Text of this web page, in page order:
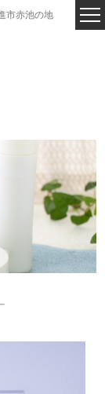
市赤池の地